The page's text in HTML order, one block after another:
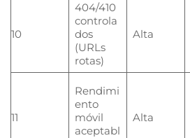
10
404/410
controla
dos
(URLs
rotas)
Alta
11
Rendimi
ento
móvil
aceptabl
Alta